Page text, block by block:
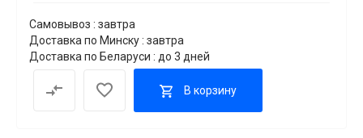
Самовывоз : завтра
Доставка по Минску : завтра
Доставка по Беларуси : до 3 дней
В корзину